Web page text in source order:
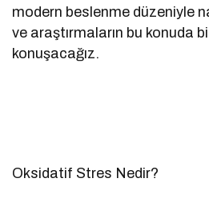
modern beslenme düzeniyle
ve araştırmaların bu konuda
konuşacağız.
Oksidatif Stres Nedir?